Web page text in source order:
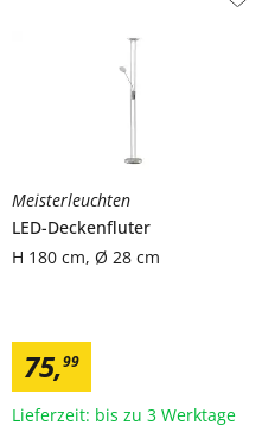
Meisterleuchten
LED-Deckenfluter
H 180 cm, Ø 28 cm
75,99
Lieferzeit: bis zu 3 Werktage